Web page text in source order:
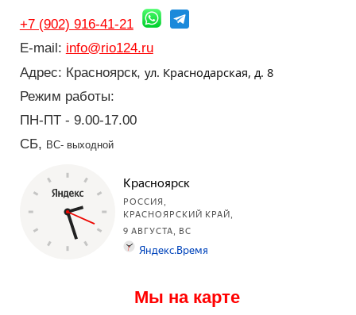
+7 (902) 916-41-21
E-mail: info@rio124.ru
Адрес: Красноярск, ул. Краснодарская, д. 8
Режим работы:
ПН-ПТ - 9.00-17.00
СБ, ВС- выходной
Мы на карте